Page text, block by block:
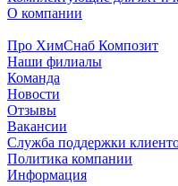
О компании
Про ХимСнаб Композит
Наши филиалы
Команда
Новости
Отзывы
Вакансии
Служба поддержки
Политика компании
Информация